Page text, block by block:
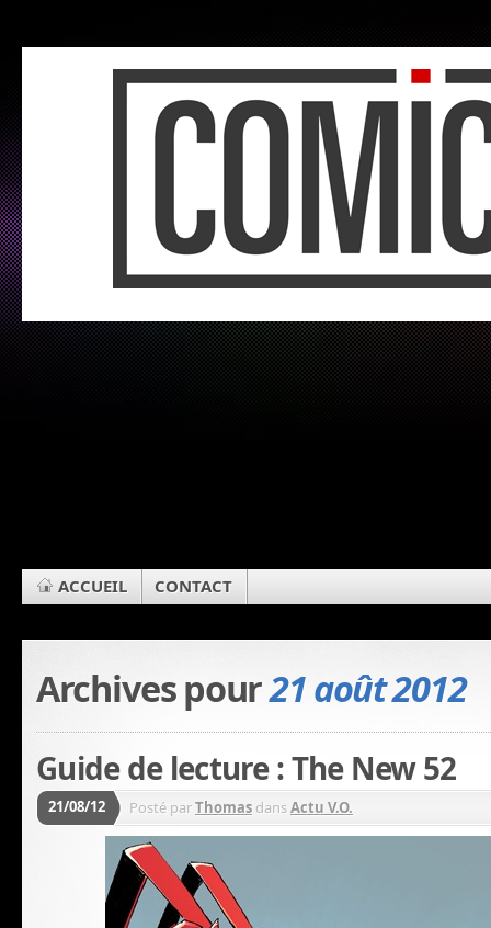
ACCUEIL CONTACT
Archives pour21 août 2012
Guide de lecture : The New 52
21/08/12 Posté parThomas dansActu V.O.